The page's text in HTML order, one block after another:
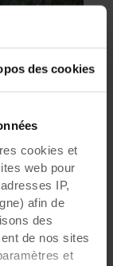
des cookies
cookies et
web pour
IP,
afin de
des
de nos sites
et